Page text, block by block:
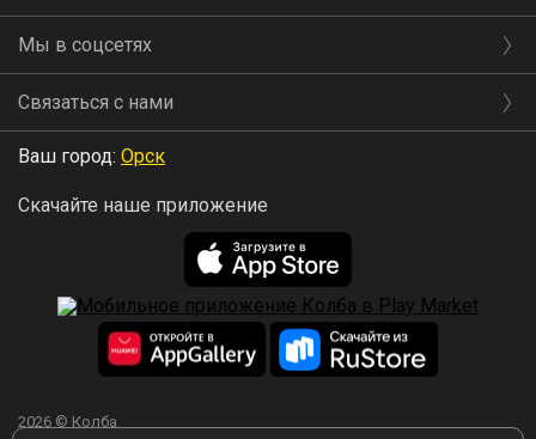
Мы в соцсетях
Связаться с нами
Ваш город: Орск
Скачайте наше приложение
2026 © Колба